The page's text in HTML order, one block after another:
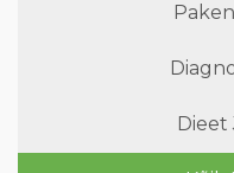
Dieet